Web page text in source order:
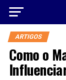
ARTIGOS
Como o